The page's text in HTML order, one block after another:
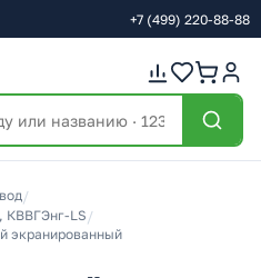
+7 (499) 220-88-88
/
КВВГЭнг-LS /
экранированный